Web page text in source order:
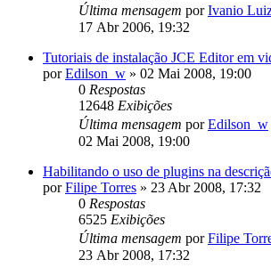
Última mensagem porIvanio
17 Abr 2006, 19:32
Tutoriais de instalação JCE Editor em
porEdilson_w » 02 Mai 2008, 19:00
0 Respostas
12648 Exibições
Última mensagem porEdilson_w
02 Mai 2008, 19:00
Habilitando o uso de plugins na
porFilipe Torres » 23 Abr 2008, 17:32
0 Respostas
6525 Exibições
Última mensagem porFilipe
23 Abr 2008, 17:32